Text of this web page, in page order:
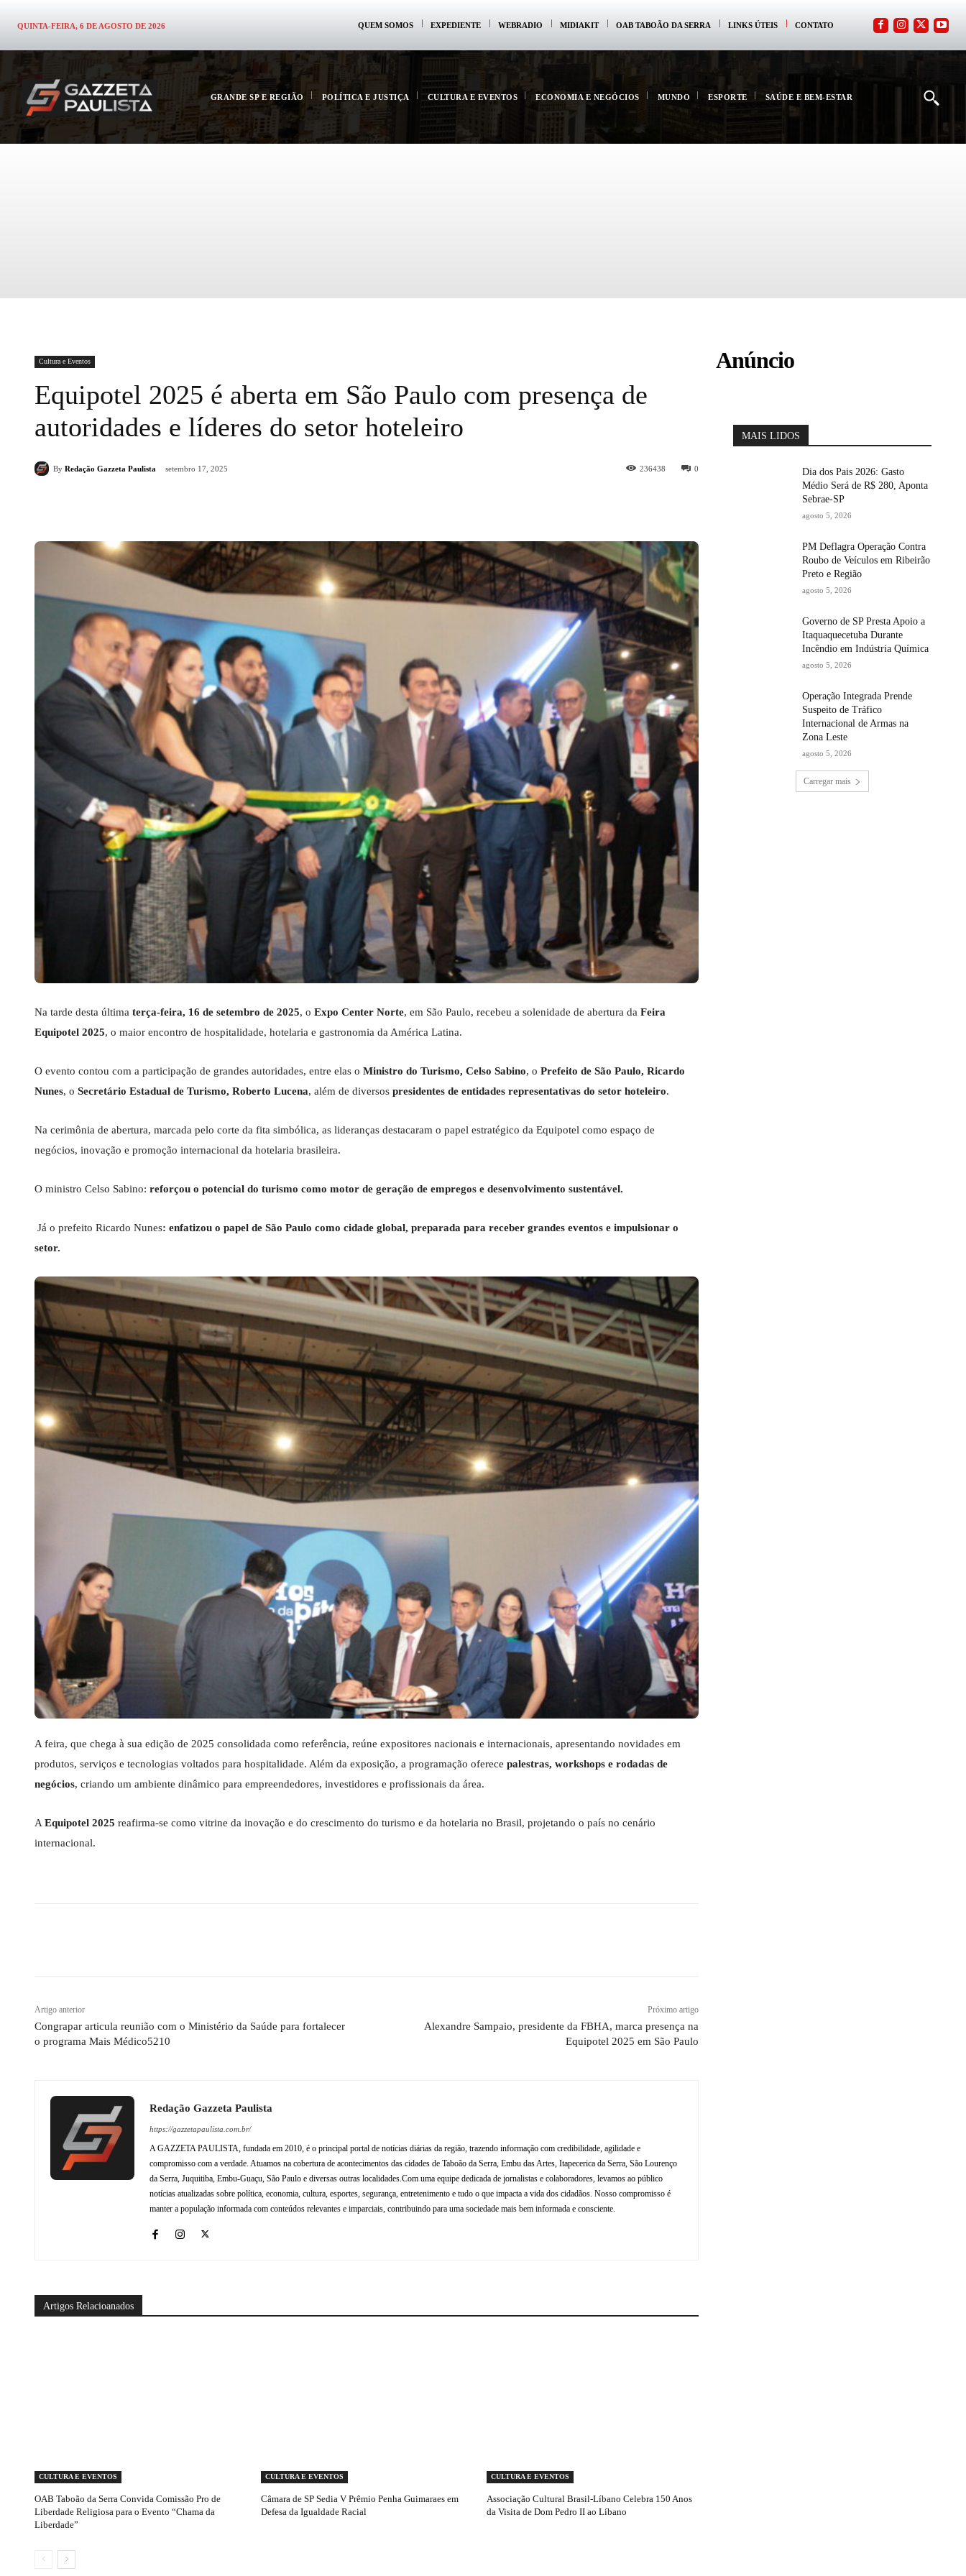
QUINTA-FEIRA, 6 DE AGOSTO DE 2026 QUEM SOMOS EXPEDIENTE WEBRADIO MIDIAKIT OAB TABOÃO DA SERRA LINKS ÚTEIS CONTATO
GRANDE SP E REGIÃO POLÍTICA E JUSTIÇA CULTURA E EVENTOS ECONOMIA E NEGÓCIOS MUNDO ESPORTE SAÚDE E BEM-ESTAR
Cultura e Eventos
Equipotel 2025 é aberta em São Paulo com presença de
autoridades e líderes do setor hoteleiro
By Redação Gazzeta Paulista setembro 17, 2025 0
236438
Na tarde desta última terça-feira, 16 de setembro de 2025, o Expo Center Norte, em São Paulo, recebeu a solenidade de abertura da Feira
Equipotel 2025, o maior encontro de hospitalidade, hotelaria e gastronomia da América Latina.
O evento contou com a participação de grandes autoridades, entre elas o Ministro do Turismo, Celso Sabino, o Prefeito de São Paulo, Ricardo
Nunes, o Secretário Estadual de Turismo, Roberto Lucena, além de diversos presidentes de entidades representativas do setor hoteleiro.
Na cerimônia de abertura, marcada pelo corte da fita simbólica, as lideranças destacaram o papel estratégico da Equipotel como espaço de
negócios, inovação e promoção internacional da hotelaria brasileira.
O ministro Celso Sabino: reforçou o potencial do turismo como motor de geração de empregos e desenvolvimento sustentável.
Já o prefeito Ricardo Nunes: enfatizou o papel de São Paulo como cidade global, preparada para receber grandes eventos e impulsionar o
setor.
A feira, que chega à sua edição de 2025 consolidada como referência, reúne expositores nacionais e internacionais, apresentando novidades em
produtos, serviços e tecnologias voltados para hospitalidade. Além da exposição, a programação oferece palestras, workshops e rodadas de
negócios, criando um ambiente dinâmico para empreendedores, investidores e profissionais da área.
A Equipotel 2025 reafirma-se como vitrine da inovação e do crescimento do turismo e da hotelaria no Brasil, projetando o país no cenário
internacional.
Artigo anterior
Congrapar articula reunião com o Ministério da Saúde para fortalecer
o programa Mais Médico5210
Próximo artigo
Alexandre Sampaio, presidente da FBHA, marca presença na
Equipotel 2025 em São Paulo
Redação Gazzeta Paulista
https://gazzetapaulista.com.br/
A GAZZETA PAULISTA, fundada em 2010, é o principal portal de notícias diárias da região, trazendo informação com credibilidade, agilidade e
compromisso com a verdade. Atuamos na cobertura de acontecimentos das cidades de Taboão da Serra, Embu das Artes, Itapecerica da Serra, São Lourenço
da Serra, Juquitiba, Embu-Guaçu, São Paulo e diversas outras localidades.Com uma equipe dedicada de jornalistas e colaboradores, levamos ao público
notícias atualizadas sobre política, economia, cultura, esportes, segurança, entretenimento e tudo o que impacta a vida dos cidadãos. Nosso compromisso é
manter a população informada com conteúdos relevantes e imparciais, contribuindo para uma sociedade mais bem informada e consciente.
Artigos Relacioanados
CULTURA E EVENTOS
OAB Taboão da Serra Convida Comissão Pro de
Liberdade Religiosa para o Evento “Chama da
Liberdade”
CULTURA E EVENTOS
Câmara de SP Sedia V Prêmio Penha Guimaraes em
Defesa da Igualdade Racial
CULTURA E EVENTOS
Associação Cultural Brasil-Líbano Celebra 150 Anos
da Visita de Dom Pedro II ao Líbano
Anúncio
MAIS LIDOS
Dia dos Pais 2026: Gasto
Médio Será de R$ 280, Aponta
Sebrae-SP
agosto 5, 2026
PM Deflagra Operação Contra
Roubo de Veículos em Ribeirão
Preto e Região
agosto 5, 2026
Governo de SP Presta Apoio a
Itaquaquecetuba Durante
Incêndio em Indústria Química
agosto 5, 2026
Operação Integrada Prende
Suspeito de Tráfico
Internacional de Armas na
Zona Leste
agosto 5, 2026
Carregar mais